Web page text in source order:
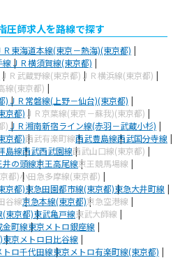
圧師求人を路線で探す
Ｒ東海道本線(東京－熱海)(東京都)
線ＪＲ横須賀線(東京都)
ＪＲ武蔵野線(東京都) ＪＲ横浜線(東京都)
線(東京都)
)ＪＲ常磐線(上野－仙台)(東京都)
京都) ＪＲ京葉線(東京－蘇我)(東京都)
)ＪＲ湘南新宿ライン線(赤羽－武蔵小杉)
京都)西武有楽町線西武豊島線西武国分寺線
島線西武西武園線西武山口線(東京都)
井の頭線京王高尾線京王競馬場線
都)小田急多摩線(東京都)
京都)東急田園都市線(東京都)東急大井町線
谷線京急本線(東京都)京急空港線
(東京都)東武亀戸線東武大師線
金町線東京メトロ銀座線
東京メトロ日比谷線
トロ千代田線東京メトロ有楽町線(東京都)